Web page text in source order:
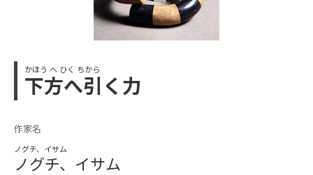
かほう へ ひく ちから
下方へ引く力
作家名
ノグチ、イサム
ノグチ、イサム